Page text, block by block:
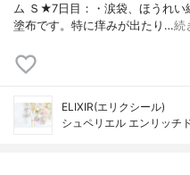
ム Ｓ★7日目：・涙袋、ほうれい
塗布です。特に痒みが出たり…続
ELIXIR(エリクシール)
シュペリエル エンリッチ